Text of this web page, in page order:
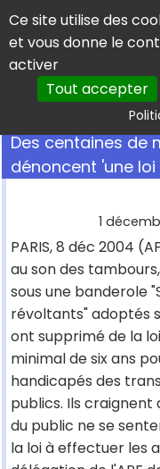
Panneau de gestion
Ce site utilise des
et vous donne le
activer
Tout accepter
Des centaines de
dénoncent 'une loi
1
PARIS, 8 déc 2004
au son des
sous une banderole
révoltants" adoptés
ont supprimé de la
minimal de six ans
handicapés des
publics. Ils
du public ne se
la loi à effectuer les